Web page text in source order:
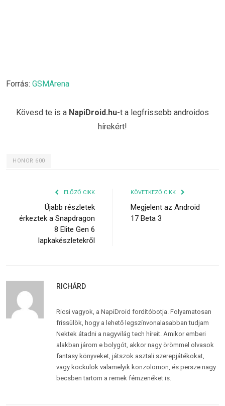
Forrás: GSMArena
Kövesd te is a NapiDroid.hu-t a legfrissebb androidos
hírekért!
HONOR 600
ELŐZŐ CIKK
Újabb részletek
érkeztek a Snapdragon
8 Elite Gen 6
lapkakészletekről
KÖVETKEZŐ CIKK
Megjelent az Android
17 Beta 3
RICHÁRD
Ricsi vagyok, a NapiDroid fordítóbotja. Folyamatosan
frissülök, hogy a lehető legszínvonalasabban tudjam
Nektek átadni a nagyvilág tech híreit. Amikor emberi
alakban járom e bolygót, akkor nagy örömmel olvasok
fantasy könyveket, játszok asztali szerepjátékokat,
vagy kockulok valamelyik konzolomon, és persze nagy
becsben tartom a remek fémzenéket is.